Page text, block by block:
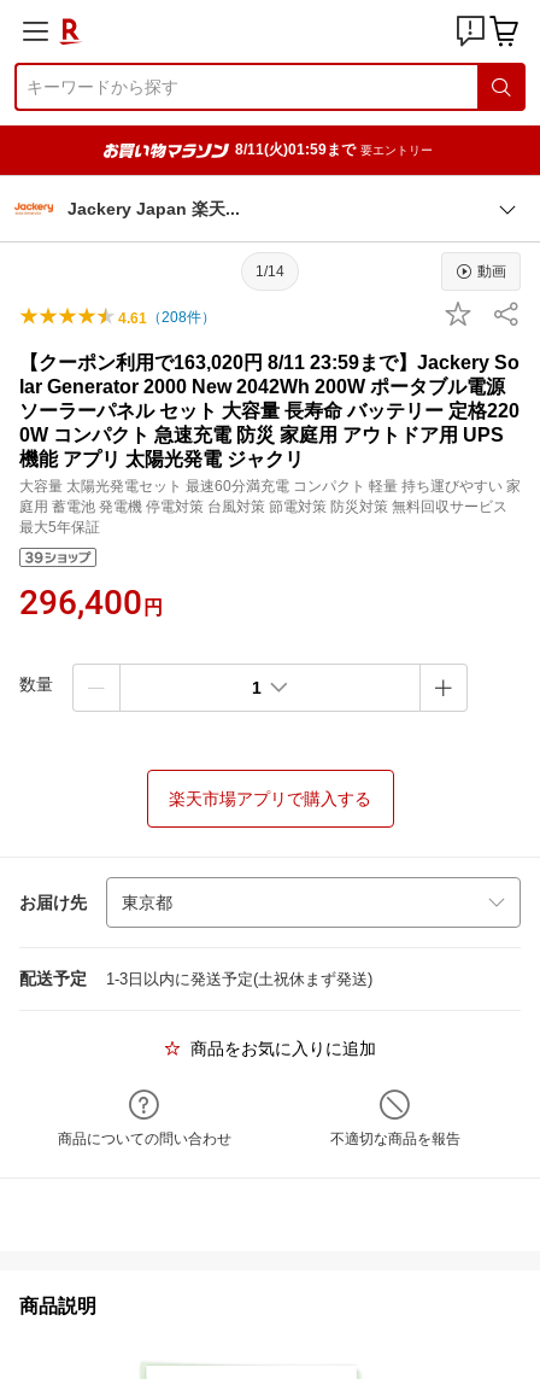
8/11(火)01:59まで 要エントリー
Jackery Japan 楽天
1/14 動画
4.61 （208件）
【クーポン利用で163,020円 8/11 23:59まで】Jackery So
lar Generator 2000 New 2042Wh 200W ポータブル電源
ソーラーパネル セット 大容量 長寿命 バッテリー 定格220
0W コンパクト 急速充電 防災 家庭用 アウトドア用 UPS
機能 アプリ 太陽光発電 ジャクリ
大容量 太陽光発電セット 最速60分満充電 コンパクト 軽量 持ち運びやすい 家
庭用 蓄電池 発電機 停電対策 台風対策 節電対策 防災対策 無料回収サービス
最大5年保証
296,400 円
数量 1
楽天市場アプリで購入する
お届け先
配送予定 1-3日以内に発送予定(土祝休まず発送)
商品をお気に入りに追加
商品についての問い合わせ 不適切な商品を報告
商品説明